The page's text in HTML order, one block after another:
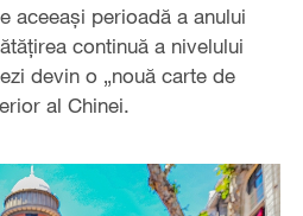
aceeași perioadă a anului
continuă a nivelului
devin o „nouă carte de
al Chinei.